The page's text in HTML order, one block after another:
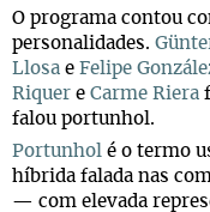
O programa contou
personalidades.
Llosa e Felipe
Riquer e Carme Riera
falou portunhol.
Portunhol é o termo
híbrida falada nas
— com elevada